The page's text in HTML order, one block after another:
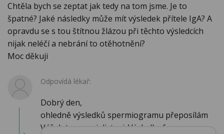
Chtěla bych se zeptat jak tedy na tom jsme. Je to
špatné? Jaké následky může mít výsledek přítele IgA? A
opravdu se s tou štítnou žlázou při těchto výsledcích
nijak neléčí a nebrání to otěhotnění?
Moc děkuji
Odpovídá lékař:
Dobrý den,
ohledně výsledků spermiogramu přeposílám
Váš dotaz specialistovi. Výsledky fun...